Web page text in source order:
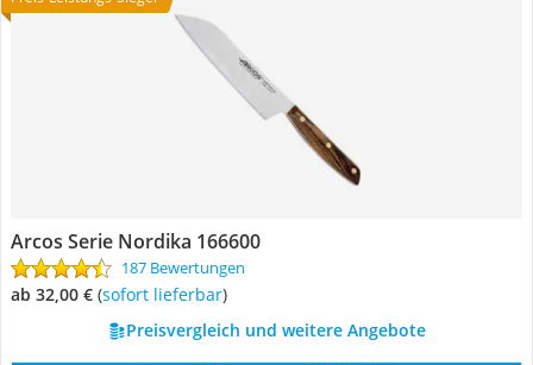
Arcos Serie Nordika 166600
187 Bewertungen
ab 32,00 € ( Sofort lieferbar)
Preisvergleich und weitere Angebote